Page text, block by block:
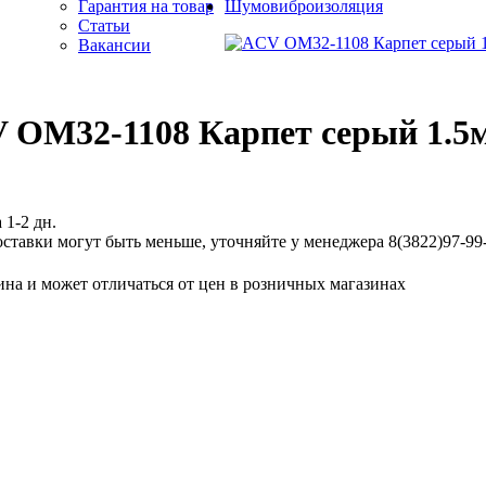
Гарантия на товар
Статьи
Вакансии
Шумовиброизоляция
OM32-1108 Карпет серый
1-2 дн.
могут быть меньше, уточняйте у менеджера 8(3822)97-
и может отличаться от цен в розничных магазинах